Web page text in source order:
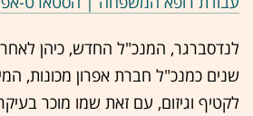
לנדסברגר, המנכ"ל החדש, כיהן
שנים כמנכ"ל חברת אפרון מכונות,
לקטיף וגיזום, עם זאת שמו מוכר